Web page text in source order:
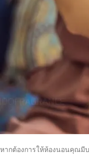
หากต้องการให้ห้องนอนคุณมี